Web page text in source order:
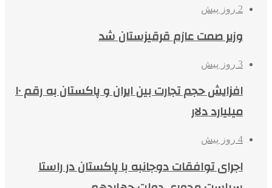
2 روز پیش
وزیر صمت عازم قرقیزستان شد
3 روز پیش
افزایش حجم تجارت بین ایران و پاکستان به رقم ۱۰
میلیارد دلار
4 روز پیش
اجرای توافقات دوجانبه با پاکستان در راستا